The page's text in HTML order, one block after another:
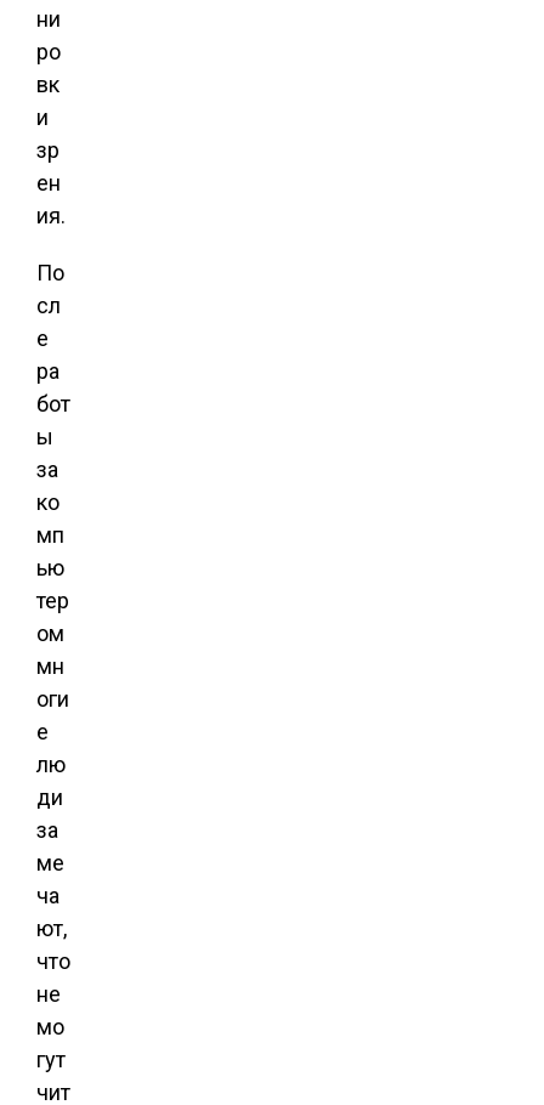
ни
ро
вк
и
зр
ен
ия.
По
сл
е
ра
бот
ы
за
ко
мп
ью
тер
ом
мн
оги
е
лю
ди
за
ме
ча
ют,
что
не
мо
гут
чит